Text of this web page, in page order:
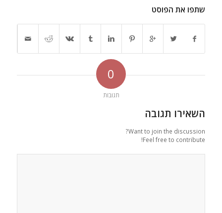
שתפו את הפוסט
0
תגובות
השאירו תגובה
Want to join the discussion?
Feel free to contribute!